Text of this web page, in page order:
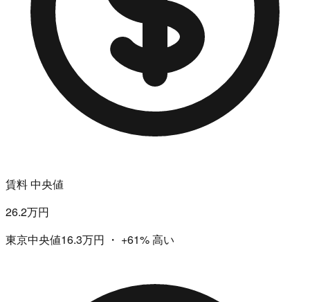
賃料 中央値
26.2万円
東京中央値16.3万円 ・ +61%高い